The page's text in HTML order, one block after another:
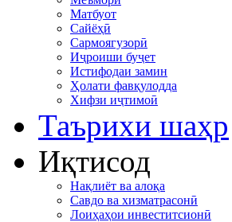
Матбуот
Сайёҳӣ
Сармоягузорӣ
Иҷроиши буҷет
Истифодаи замин
Ҳолати фавқулодда
Хифзи иҷтимоӣ
Таърихи шаҳр
Иқтисод
Нақлиёт ва алоқа
Савдо ва хизматрасонӣ
Лоиҳаҳои инвеститсионӣ